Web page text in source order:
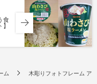
食
ム 木彫りフォトフレーム ア